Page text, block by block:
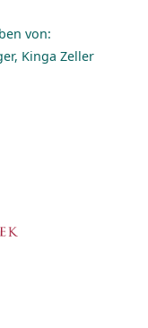
von:
Kinga Zeller